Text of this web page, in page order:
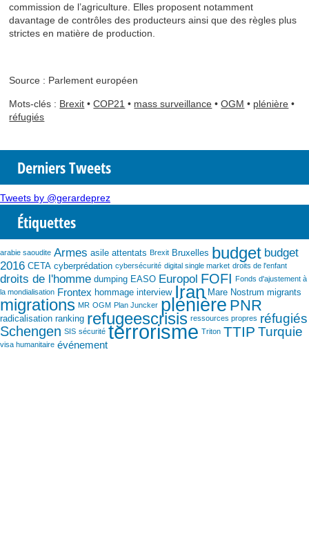
commission de l’agriculture. Elles proposent notamment
davantage de contrôles des producteurs ainsi que des règles plus
strictes en matière de production.
Source : Parlement européen
Mots-clés : Brexit •COP21 • mass surveillance •OGM • plénière •
réfugiés
Derniers Tweets
Tweets by @gerardeprez
Étiquettes
arabie saoudite Armes asile attentats Brexit Bruxelles budget budget
2016 CETA cyberprédation cybersécurité digital single market droits de l'enfant
droits de l'homme dumping EASO Europol FOFI Fonds d'ajustement à
la mondialisation Frontex hommage interview Iran Mare Nostrum migrants
migrations MR OGM Plan Juncker plénière PNR
radicalisation ranking refugeescrisis ressources propres réfugiés
Schengen SIS sécurité terrorisme Triton TTIP Turquie
visa humanitaire événement